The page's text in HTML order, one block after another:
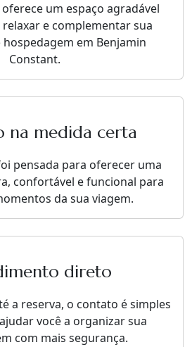
um espaço agradável
relaxar e complementar sua
hospedagem em Benjamin
Constant.
na medida certa
pensada para oferecer uma
confortável e funcional para
da sua viagem.
direto
a reserva, o contato é simples
você a organizar sua
com mais segurança.